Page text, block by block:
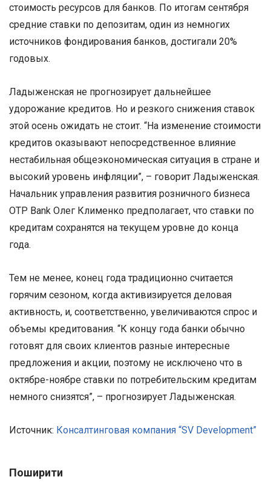
стоимость ресурсов для банков. По итогам сентября
средние ставки по депозитам, один из немногих
источников фондирования банков, достигали 20%
годовых.
Ладыженская не прогнозирует дальнейшее
удорожание кредитов. Но и резкого снижения ставок
этой осень ожидать не стоит. “На изменение стоимости
кредитов оказывают непосредственное влияние
нестабильная общеэкономическая ситуация в стране и
высокий уровень инфляции”, – говорит Ладыженская.
Начальник управления развития розничного бизнеса
OTP Bank Олег Клименко предполагает, что ставки по
кредитам сохранятся на текущем уровне до конца
года.
Тем не менее, конец года традиционно считается
горячим сезоном, когда активизируется деловая
активность, и, соответственно, увеличиваются спрос и
объемы кредитования. “К концу года банки обычно
готовят для своих клиентов разные интересные
предложения и акции, поэтому не исключено что в
октябре-ноябре ставки по потребительским кредитам
немного снизятся”, – прогнозирует Ладыженская.
Источник: Консалтинговая компания “SV Development”
Поширити